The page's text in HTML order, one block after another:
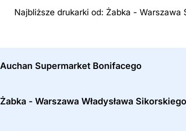
Najbliższe drukarki od: Żabka - Warszawa
Auchan Supermarket Bonifacego
Żabka - Warszawa Władysława